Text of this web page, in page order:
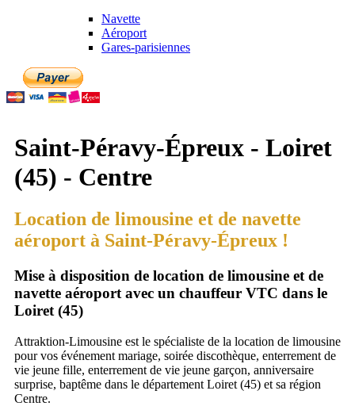
Navette
Aéroport
Gares-parisiennes
Saint-Péravy-Épreux - Loiret
(45) - Centre
Location de limousine et de navette
aéroport à Saint-Péravy-Épreux !
Mise à disposition de location de limousine et de
navette aéroport avec un chauffeur VTC dans le
Loiret (45)
Attraktion-Limousine est le spécialiste de la location de limousine
pour vos événement mariage, soirée discothèque, enterrement de
vie jeune fille, enterrement de vie jeune garçon, anniversaire
surprise, baptême dans le département Loiret (45) et sa région
Centre.